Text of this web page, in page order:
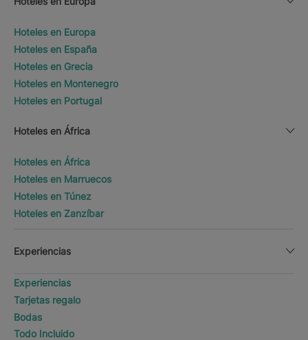
Hoteles en Europa
Hoteles en España
Hoteles en Grecia
Hoteles en Montenegro
Hoteles en Portugal
Hoteles en África
Hoteles en África
Hoteles en Marruecos
Hoteles en Túnez
Hoteles en Zanzíbar
Experiencias
Experiencias
Tarjetas regalo
Bodas
Todo Incluido